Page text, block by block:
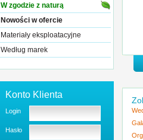
W zgodzie z naturą
Nowości w ofercie
Materiały eksploatacyjne
Według marek
Konto Klienta
Login
Hasło